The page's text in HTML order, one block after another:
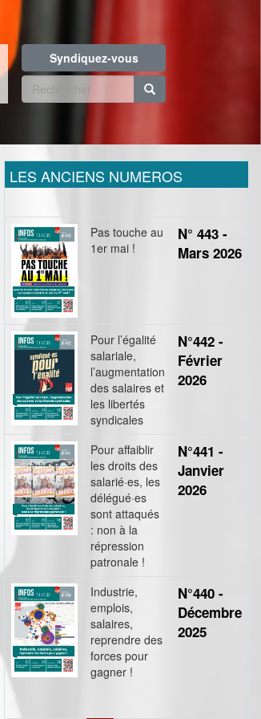
Syndiquez-vous
Formulaire
recherche
LES ANCIENS NUMEROS
Pas touche au
1er mai !
N° 443 -
Mars 2026
Pour l’égalité
salariale,
l’augmentation
des salaires et
les libertés
syndicales
N°442 -
Février
2026
Pour affaiblir
les droits des
salarié·es, les
délégué·es
sont attaqués
: non à la
répression
patronale !
N°441 -
Janvier
2026
Industrie,
emplois,
salaires,
reprendre des
forces pour
gagner !
N°440 -
Décembre
2025